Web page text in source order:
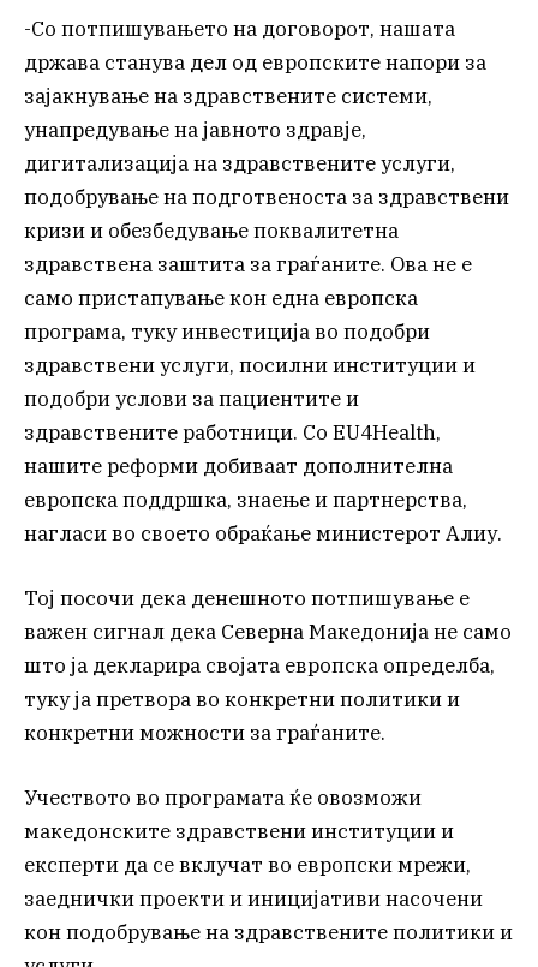
-Со потпишувањето на договорот, нашата
држава станува дел од европските напори за
зајакнување на здравствените системи,
унапредување на јавното здравје,
дигитализација на здравствените услуги,
подобрување на подготвеноста за здравствени
кризи и обезбедување поквалитетна
здравствена заштита за граѓаните. Ова не е
само пристапување кон една европска
програма, туку инвестиција во подобри
здравствени услуги, посилни институции и
подобри услови за пациентите и
здравствените работници. Со EU4Health,
нашите реформи добиваат дополнителна
европска поддршка, знаење и партнерства,
нагласи во своето обраќање министерот Алиу.
Тој посочи дека денешното потпишување е
важен сигнал дека Северна Македонија не само
што ја декларира својата европска определба,
туку ја претвора во конкретни политики и
конкретни можности за граѓаните.
Учеството во програмата ќе овозможи
македонските здравствени институции и
експерти да се вклучат во европски мрежи,
заеднички проекти и иницијативи насочени
кон подобрување на здравствените политики и